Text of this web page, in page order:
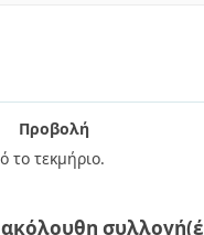
Προβολή
το τεκμήριο.